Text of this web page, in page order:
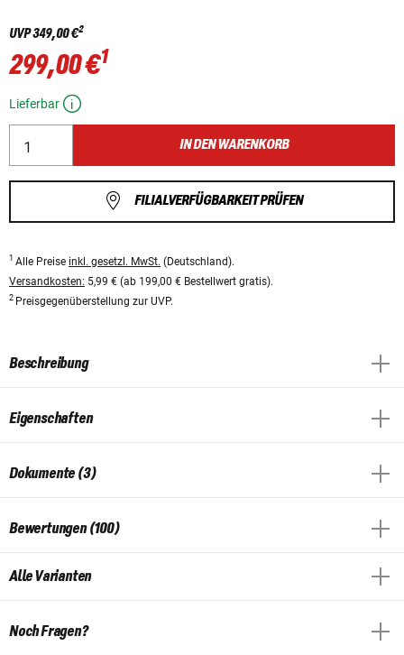
UVP349,00 €2
299,00 €1
Lieferbar
IN DEN WARENKORB
FILIALVERFÜGBARKEIT PRÜFEN
1 Alle Preise inkl. gesetzl. MwSt. (Deutschland).
Versandkosten: 5,99 € (ab 199,00 € Bestellwert gratis).
2 Preisgegenüberstellung zur UVP.
Beschreibung
Eigenschaften
Dokumente (3)
Bewertungen (100)
Alle Varianten
Noch Fragen?